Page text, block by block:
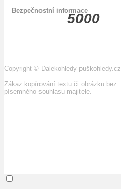
5000
Bezpečnostní informace
Copyright © Dalekohledy-puškohledy.cz
Zákaz kopírování textu či obrázku bez
písemného souhlasu majitele.